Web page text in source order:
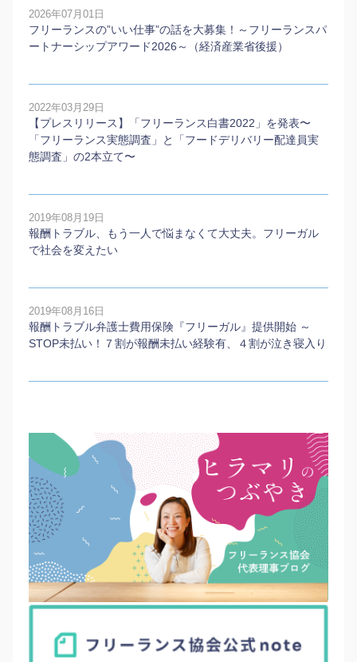
2026年07月01日
フリーランスの”いい仕事”の話を大募集！～フリーランスパ
ートナーシップアワード2026～（経済産業省後援）
2022年03月29日
【プレスリリース】「フリーランス白書2022」を発表〜
「フリーランス実態調査」と「フードデリバリー配達員実
態調査」の2本⽴て〜
2019年08月19日
報酬トラブル、もう一人で悩まなくて大丈夫。フリーガル
で社会を変えたい
2019年08月16日
報酬トラブル弁護士費用保険『フリーガル』提供開始 ～
STOP未払い！７割が報酬未払い経験有、４割が泣き寝入り